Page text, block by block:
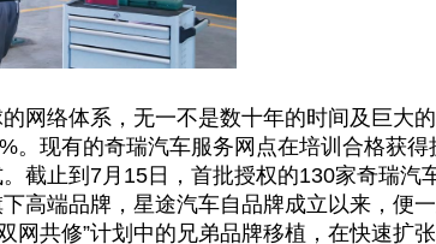
网络体系，无一不是数十年的时间及巨大
现有的奇瑞汽车服务网点在培训合格获
截止到7月15日，首批授权的130家奇瑞汽
高端品牌，星途汽车自品牌成立以来，便
共修”计划中的兄弟品牌移植，在快速扩